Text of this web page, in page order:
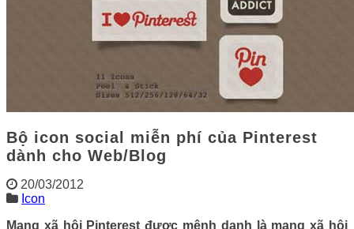
Bộ icon social miễn phí của Pinterest
dành cho Web/Blog
20/03/2012
Icon
Mạng xã hội Pinterest được mệnh danh là mạng xã hội